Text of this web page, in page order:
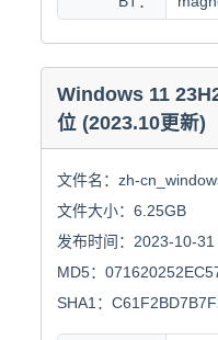
Windows 11
位 (2023.10更新)
文件名：zh-
文件大小：6.25GB
发布时间：2023-10-31
MD5：
SHA1：